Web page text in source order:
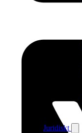
Juridiskt